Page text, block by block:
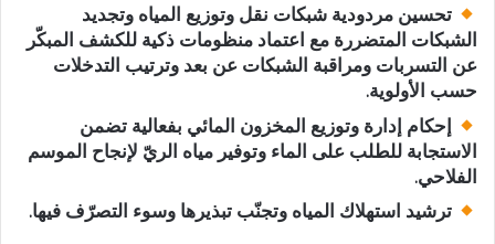
تحسين مردودية شبكات نقل وتوزيع المياه وتجديد
الشبكات المتضررة مع اعتماد منظومات ذكية للكشف المبكّر
عن التسربات ومراقبة الشبكات عن بعد وترتيب التدخلات
حسب الأولوية.
إحكام إدارة وتوزيع المخزون المائي بفعالية تضمن
الاستجابة للطلب على الماء وتوفير مياه الريّ لإنجاح الموسم
الفلاحي.
ترشيد استهلاك المياه وتجنّب تبذيرها وسوء التصرّف فيها.